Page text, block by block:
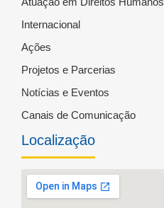
Internacional
Ações
Projetos e Parcerias
Notícias e Eventos
Canais de Comunicação
Localização